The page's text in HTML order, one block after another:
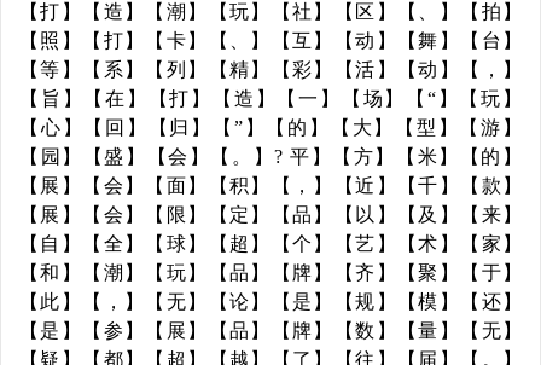
【打】【造】【潮】【玩】【社】【区】【、】【拍】
【照】【打】【卡】【、】【互】【动】【舞】【台】
【等】【系】【列】【精】【彩】【活】【动】【，】
【旨】【在】【打】【造】【一】【场】【“】【玩】
【心】【回】【归】【”】【的】【大】【型】【游】
【园】【盛】【会】【。】? 平】【方】【米】【的】
【展】【会】【面】【积】【，】【近】【千】【款】
【展】【会】【限】【定】【品】【以】【及】【来】
【自】【全】【球】【超】【个】【艺】【术】【家】
【和】【潮】【玩】【品】【牌】【齐】【聚】【于】
【此】【，】【无】【论】【是】【规】【模】【还】
【是】【参】【展】【品】【牌】【数】【量】【无】
【疑】【都】【超】【越】【了】【往】【届】【。】